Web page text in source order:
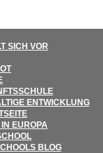
SICH VOR
ENTWICKLUNG
EUROPA
BLOG